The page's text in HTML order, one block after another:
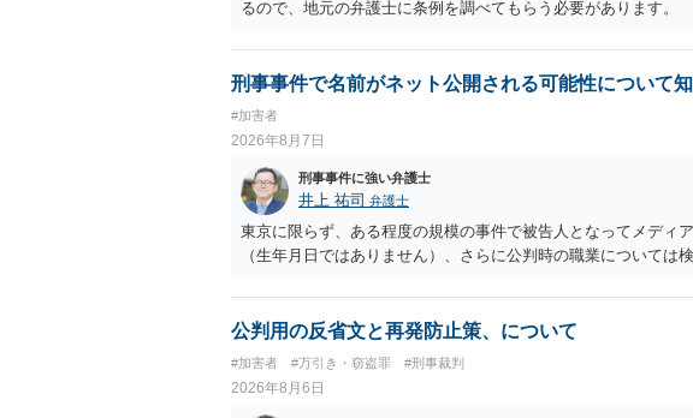
るので、地元の弁護士に条例を調べてもらう必要があります。
刑事事件で名前がネット公開される可能性について
#加害者
2026年8月7日
刑事事件に強い弁護士
井上 祐司 弁護士
東京に限らず、ある程度の規模の事件で被告人となってメディ
（生年月日ではありません）、さらに公判時の職業については
公判用の反省文と再発防止策、について
#加害者 #万引き・窃盗罪 #刑事裁判
2026年8月6日